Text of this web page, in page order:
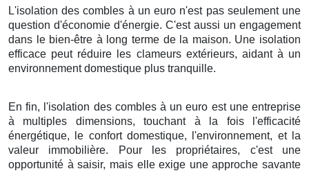
L'isolation des combles à un euro n'est pas seulement une
question d'économie d'énergie. C'est aussi un engagement
dans le bien-être à long terme de la maison. Une isolation
efficace peut réduire les clameurs extérieurs, aidant à un
environnement domestique plus tranquille.
En fin, l'isolation des combles à un euro est une entreprise
à multiples dimensions, touchant à la fois l'efficacité
énergétique, le confort domestique, l'environnement, et la
valeur immobilière. Pour les propriétaires, c'est une
opportunité à saisir, mais elle exige une approche savante